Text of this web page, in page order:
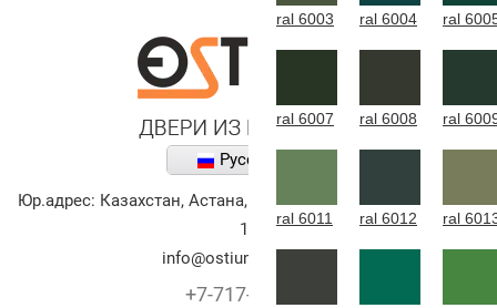
Русский
Юр.адрес: Казахстан, Астана,
улица Алихана Бокейханова,
10
info@ostium-doors.kz
+7-717-269-6131
ral 6003 ral 6004 ral
ral 6007 ral 6008 ral
ral 6011 ral 6012 ral